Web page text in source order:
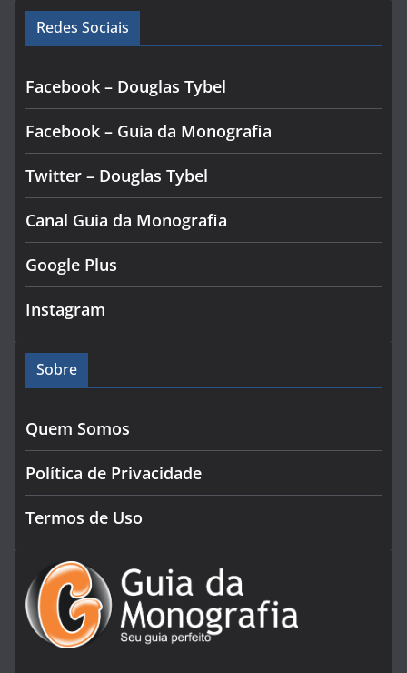
Redes Sociais
Facebook – Douglas Tybel
Facebook – Guia da Monografia
Twitter – Douglas Tybel
Canal Guia da Monografia
Google Plus
Instagram
Sobre
Quem Somos
Política de Privacidade
Termos de Uso